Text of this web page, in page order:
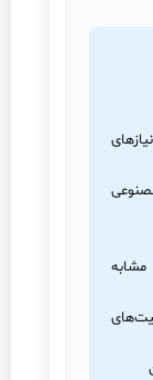
نیازهای